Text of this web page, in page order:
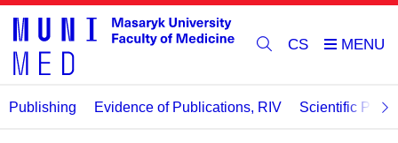
CS
Publishing Evidence of Publications, RIV Scientific